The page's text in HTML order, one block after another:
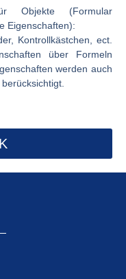
(Formular
Eigenschaften):
Kontrollkästchen, ect.
über Formeln
werden auch